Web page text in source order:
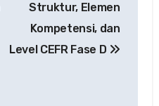
Struktur, Elemen
Kompetensi, dan
Level CEFR Fase D